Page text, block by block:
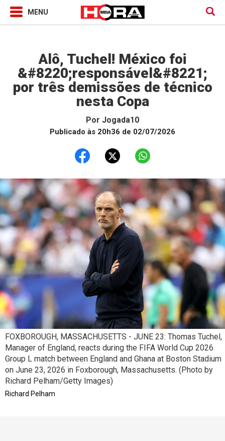
Alô, Tuchel! México foi
&#8220;responsável&#8221;
por três demissões de técnico
nesta Copa
Por Jogada10
Publicado às 20h36 de 02/07/2026
FOXBOROUGH, MASSACHUSETTS - JUNE 23: Thomas Tuchel,
Manager of England, reacts during the FIFA World Cup 2026
Group L match between England and Ghana at Boston Stadium
on June 23, 2026 in Foxborough, Massachusetts. (Photo by
Richard Pelham/Getty Images)
Richard Pelham